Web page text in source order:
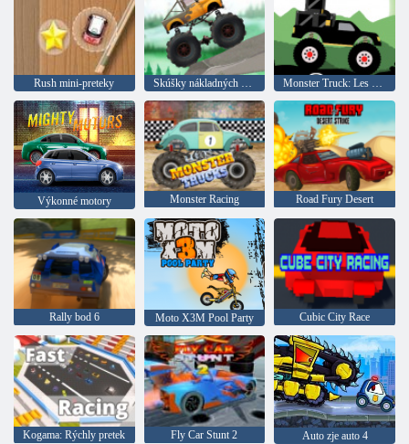
Rush mini-preteky Skúšky nákladných vozidiel Monster Truck: Les Delivery
Výkonné motory Monster Racing Road Fury Desert
Rally bod 6 Moto X3M Pool Party Cubic City Race
Kogama: Rýchly pretek Fly Car Stunt 2
Auto zje auto 4